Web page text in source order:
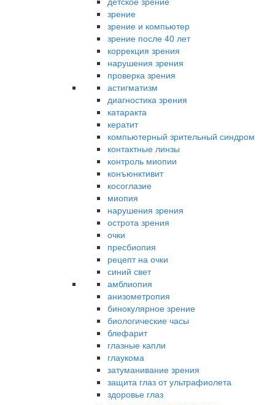
зрение
зрение и компьютер
зрение после 40 лет
коррекция зрения
нарушения зрения
проверка зрения
астигматизм
диагностика зрения
катаракта
кератит
компьютерный зрительный синдром
контактные линзы
контроль миопии
конъюнктивит
косоглазие
миопия
нарушения зрения
острота зрения
очки
пресбиопия
рецепт на очки
синий свет
амблиопия
анизометропия
бинокулярное зрение
биологические часы
блефарит
глазные капли
глаукома
затуманивание зрения
защита глаз от ультрафиолета
здоровье глаз